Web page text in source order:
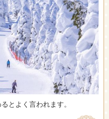
とよく言われます。